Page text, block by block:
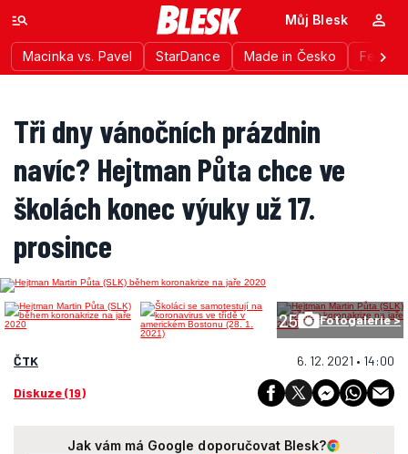
Macinka vs. Pavel StarDance Made in Česko
Můj Blesk
Tři dny vánočních prázdnin
navíc? Hejtman Půta chce ve
školách konec výuky už 17.
prosince
25 Fotogalerie >
ČTK 6. 12. 2021 • 14:00
Diskuze (19)
Jak vám má Google doporučovat Blesk?